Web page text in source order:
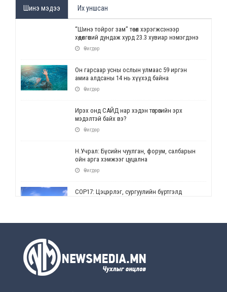
Шинэ мэдээ Их уншсан
“Шинэ тойрог зам” төсөл хэрэгжсэнээр
хөдөлгөөний дундаж хурд 23.3 хувиар нэмэгдэнэ
Өчигдөр
Он гарсаар усны ослын улмаас 59 иргэн
амиа алдсаны 14 нь хүүхэд байна
Өчигдөр
Ирэх онд САЙД нар хэдэн төгрөгийн эрх
мэдэлтэй байх вэ?
Өчигдөр
Н.Учрал: Бүсийн чуулган, форум, салбарын
ойн арга хэмжээг цуцална
Өчигдөр
СОР17: Цэцэрлэг, сургуулийн бүртгэлд
Өчигдөр